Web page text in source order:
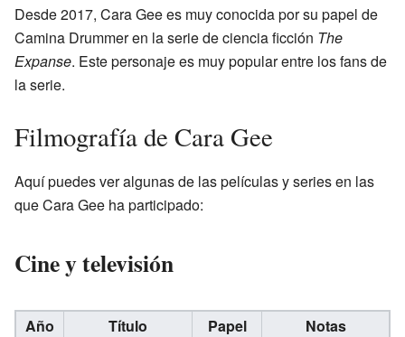
Desde 2017, Cara Gee es muy conocida por su papel de
Camina Drummer en la serie de ciencia ficción The
Expanse. Este personaje es muy popular entre los fans de
la serie.
Filmografía de Cara Gee
Aquí puedes ver algunas de las películas y series en las
que Cara Gee ha participado:
Cine y televisión
Año Título Papel
Notas